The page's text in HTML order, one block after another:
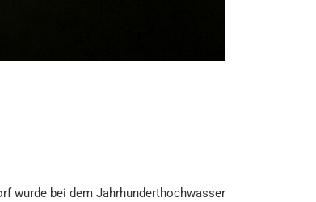
wurde bei dem Jahrhunderthochwasser